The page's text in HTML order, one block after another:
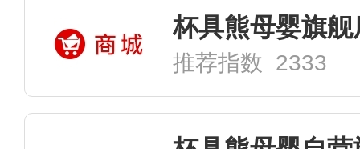
杯具熊母婴旗舰
推荐指数 2333